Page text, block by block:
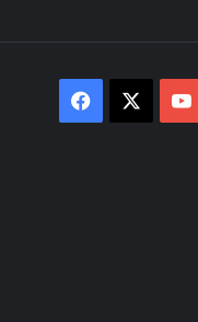
Facebook